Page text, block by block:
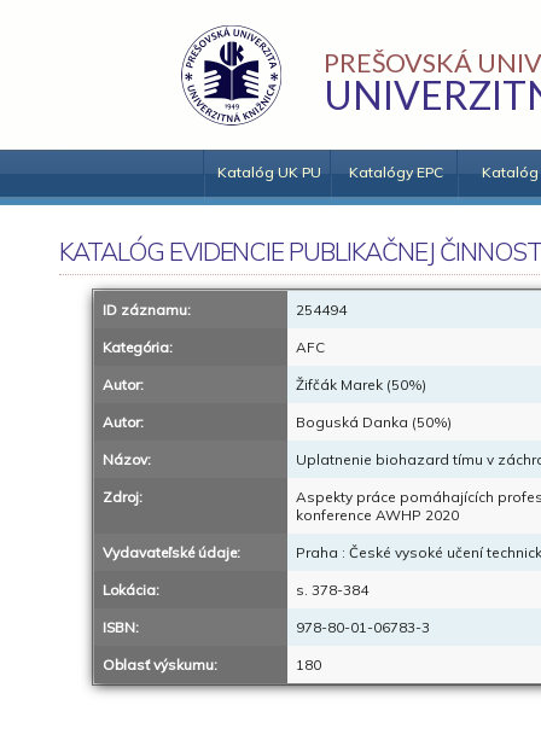
PREŠOVSKÁ
Katalóg UK PU Katalógy EPC Katalóg
KATALÓG EVIDENCIE PUBLIKAČNEJ
ID záznamu: 254494
Kategória: AFC
Autor: Žifčák Marek (50%)
Autor: Boguská Danka (50%)
Názov: Uplatnenie biohazard tímu v
Zdroj:
Aspekty práce pomáhajících
konference AWHP 2020
Vydavateľské údaje: Praha : České vysoké učení
Lokácia: s. 378-384
ISBN: 978-80-01-06783-3
Oblasť výskumu: 180